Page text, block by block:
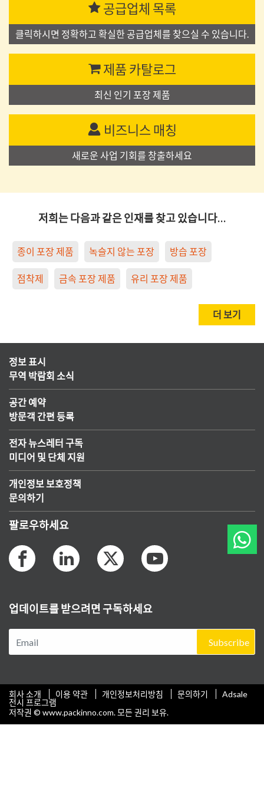
공급업체 목록
클릭하시면 정확하고 확실한 공급업체를 찾으실 수 있습니다.
제품 카탈로그
최신 인기 포장 제품
비즈니스 매칭
새로운 사업 기회를 창출하세요
저희는 다음과 같은 인재를 찾고 있습니다…
종이 포장 제품 녹슬지 않는 포장 방습 포장
점착제 금속 포장 제품 유리 포장 제품
더 보기
정보 표시
무역 박람회 소식
공간 예약
방문객 간편 등록
전자 뉴스레터 구독
미디어 및 단체 지원
개인정보 보호정책
문의하기
팔로우하세요
업데이트를 받으려면 구독하세요
Subscribe
회사 소개 이용 약관 개인정보처리방침 문의하기
Adsale
전시 프로그램
저작권 © www.packinno.com. 모든 권리 보유.